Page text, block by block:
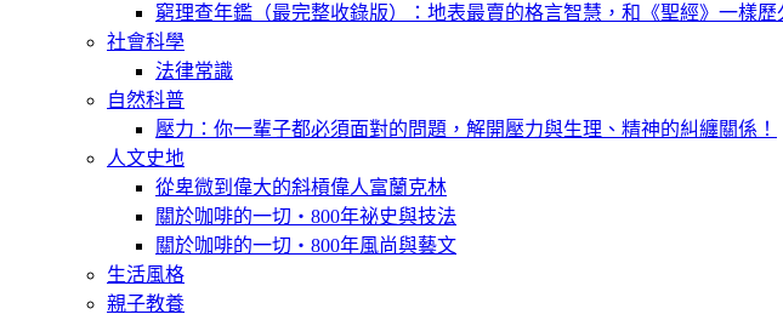
窮理查年鑑（最完整收錄版）：地表最賣的格言智慧，和《聖經》一樣歷
社會科學
法律常識
自然科普
壓力：你一輩子都必須面對的問題，解開壓力與生理、精神的糾纏關係！
人文史地
從卑微到偉大的斜槓偉人富蘭克林
關於咖啡的一切‧800年祕史與技法
關於咖啡的一切‧800年風尚與藝文
生活風格
親子教養